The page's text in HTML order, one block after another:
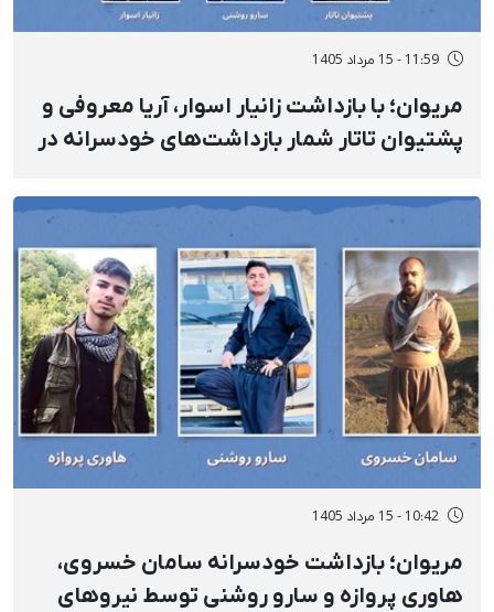
11:59 - 15 مرداد 1405
مریوان؛ با بازداشت زانیار اسوار، آریا معروفی و
پشتیوان تاتار شمار بازداشت‌های خودسرانه در
10:42 - 15 مرداد 1405
مریوان؛ بازداشت‌ خودسرانه سامان خسروی،
هاوری پروازه و سارو روشنی توسط نیروهای